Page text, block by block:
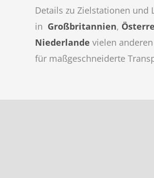
Details zu Zielstationen und
in Großbritannien,
Niederlande vielen
für maßgeschneiderte